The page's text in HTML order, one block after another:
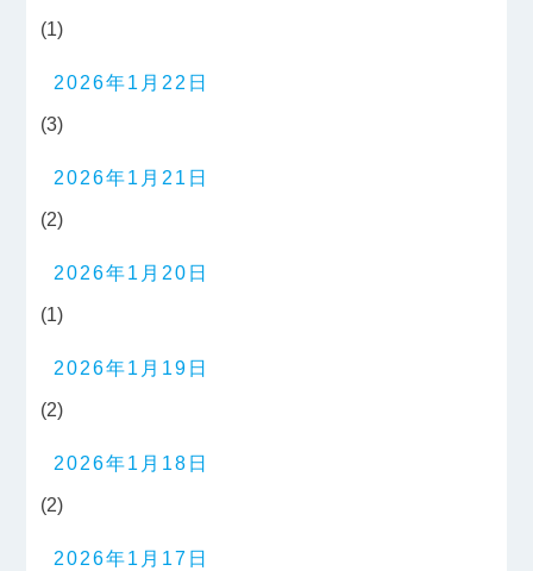
(1)
2026年1月22日
(3)
2026年1月21日
(2)
2026年1月20日
(1)
2026年1月19日
(2)
2026年1月18日
(2)
2026年1月17日